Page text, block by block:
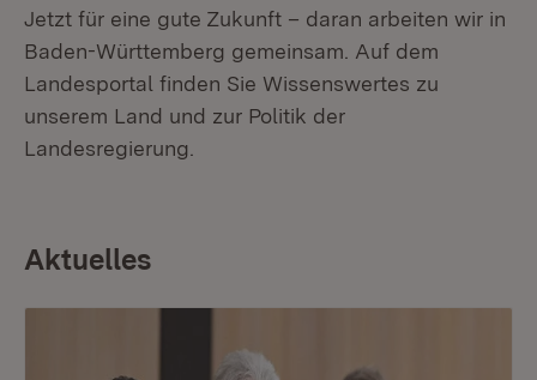
Jetzt für eine gute Zukunft – daran arbeiten wir in
Baden-Württemberg gemeinsam. Auf dem
Landesportal finden Sie Wissenswertes zu
unserem Land und zur Politik der
Landesregierung.
Aktuelles